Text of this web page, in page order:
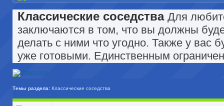
Классические соседства Для
заключаются в том, что вы должны
делать с ними что угодно. Также у вас
уже готовыми. Единственным
Темы раздела: Классические соседства